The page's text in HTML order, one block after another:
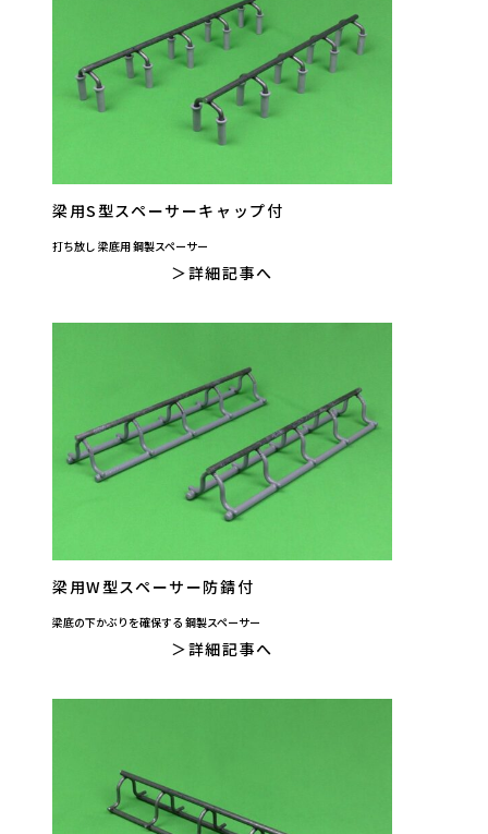
梁用S型スペーサーキャップ付
打ち放し 梁底用 鋼製スペーサー
詳細記事へ
梁用W型スペーサー防錆付
梁底の下かぶりを確保する 鋼製スペーサー
詳細記事へ